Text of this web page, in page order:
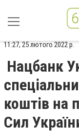
11:27, 25 лютого 2022 р.
Нацбанк
коштів на
Сил